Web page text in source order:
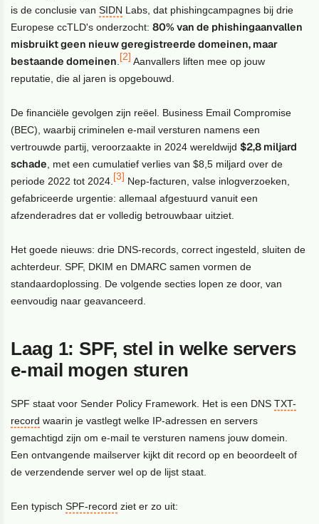
is de conclusie vanSIDN Labs, dat phishingcampagnes bij drie
Europese ccTLD's onderzocht:80% van de phishingaanvallen
misbruikt geen nieuw geregistreerde domeinen, maar
bestaande domeinen.[2] Aanvallers liften mee op jouw
reputatie, die al jaren is opgebouwd.
De financiële gevolgen zijn reëel. Business Email Compromise
(BEC), waarbij criminelen e-mail versturen namens een
vertrouwde partij, veroorzaakte in 2024 wereldwijd $2,8 miljard
schade, met een cumulatief verlies van $8,5 miljard over de
periode 2022 tot 2024.[3] Nep-facturen, valse inlogverzoeken,
gefabriceerde urgentie: allemaal afgestuurd vanuit een
afzenderadres dat er volledig betrouwbaar uitziet.
Het goede nieuws: drie DNS-records, correct ingesteld, sluiten de
achterdeur. SPF, DKIM en DMARC samen vormen de
standaardoplossing. De volgende secties lopen ze door, van
eenvoudig naar geavanceerd.
Laag 1: SPF, stel in welke servers
e-mail mogen sturen
SPF staat voor Sender Policy Framework. Het is een DNSTXT-
record waarin je vastlegt welke IP-adressen en servers
gemachtigd zijn om e-mail te versturen namens jouw domein.
Een ontvangende mailserver kijkt dit record op en beoordeelt of
de verzendende server wel op de lijst staat.
Een typischSPF-record ziet er zo uit: